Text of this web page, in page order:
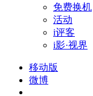
免费换机
活动
i评客
i影·视界
移动版
微博